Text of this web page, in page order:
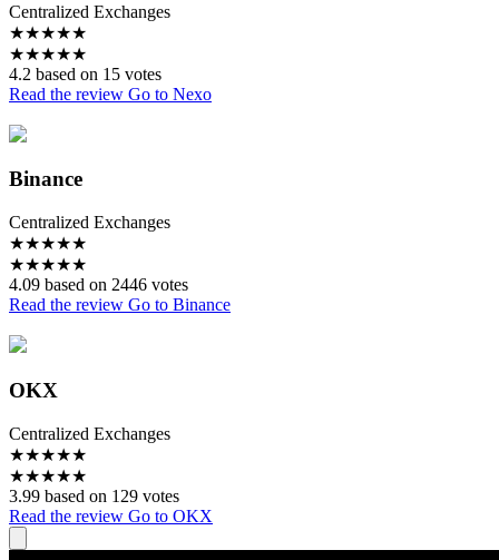
Centralized Exchanges
★★★★★
★★★★★
4.2 based on 15 votes
Read the review Go to Nexo
Binance
Centralized Exchanges
★★★★★
★★★★★
4.09 based on 2446 votes
Read the review Go to Binance
OKX
Centralized Exchanges
★★★★★
★★★★★
3.99 based on 129 votes
Read the review Go to OKX